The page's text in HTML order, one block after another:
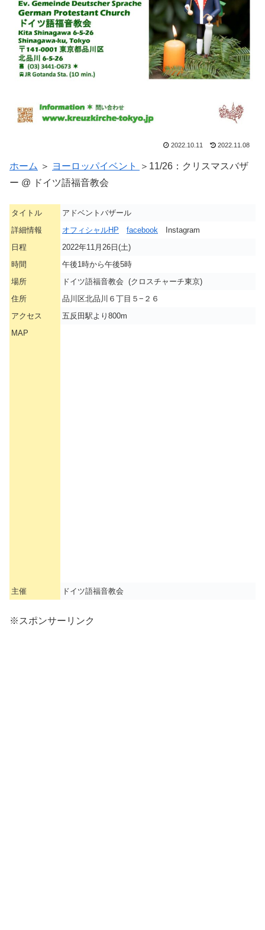
2022.10.11 2022.11.08
ホーム ＞ ヨーロッパイベント
＞11/26：クリスマスバザ
ー @ ドイツ語福音教会
タイトル
アドベントバザール
詳細情報
オフィシャルHP facebook Instagram
日程
2022年11月26日(土)
時間
午後1時から午後5時
場所
ドイツ語福音教会 (クロスチャーチ東京)
住所
品川区北品川６丁目５−２６
アクセス
五反田駅より800m
MAP
主催 ドイツ語福音教会
※スポンサーリンク